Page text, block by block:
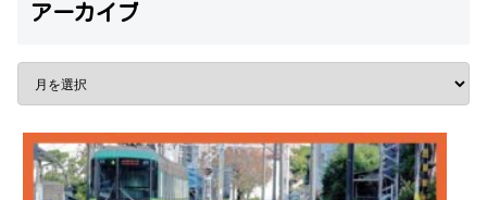
アーカイブ